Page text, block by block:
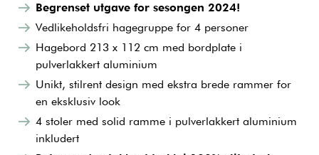
Begrenset utgave for sesongen 2024!
Vedlikeholdsfri hagegruppe for 4 personer
Hagebord 213 x 112 cm med bordplate i
pulverlakkert aluminium
Unikt, stilrent design med ekstra brede rammer for
en eksklusiv look
4 stoler med solid ramme i pulverlakkert aluminium
inkludert